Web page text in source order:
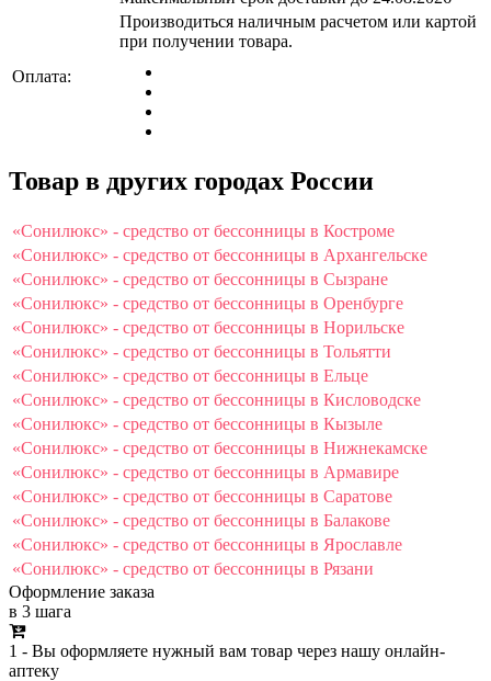
Оплата:
Производиться наличным расчетом или картой
при получении товара.
Товар в других городах России
«Сонилюкс» - средство от бессонницы в Костроме
«Сонилюкс» - средство от бессонницы в Архангельске
«Сонилюкс» - средство от бессонницы в Сызране
«Сонилюкс» - средство от бессонницы в Оренбурге
«Сонилюкс» - средство от бессонницы в Норильске
«Сонилюкс» - средство от бессонницы в Тольятти
«Сонилюкс» - средство от бессонницы в Ельце
«Сонилюкс» - средство от бессонницы в Кисловодске
«Сонилюкс» - средство от бессонницы в Кызыле
«Сонилюкс» - средство от бессонницы в Нижнекамске
«Сонилюкс» - средство от бессонницы в Армавире
«Сонилюкс» - средство от бессонницы в Саратове
«Сонилюкс» - средство от бессонницы в Балакове
«Сонилюкс» - средство от бессонницы в Ярославле
«Сонилюкс» - средство от бессонницы в Рязани
Оформление заказа
в 3 шага
1 - Вы оформляете нужный вам товар через нашу онлайн-
аптеку